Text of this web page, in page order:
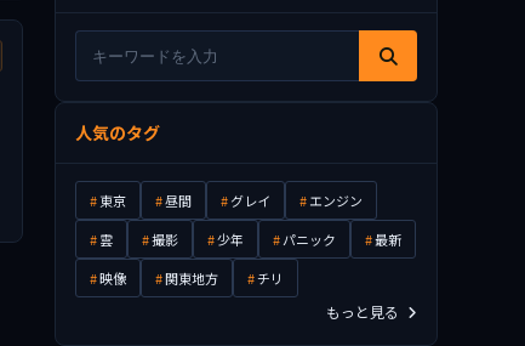
人気のタグ
東京 昼間 グレイ
エンジン
雲
撮影 少年 パニック
最新
映像
関東地方 チリ
もっと見る